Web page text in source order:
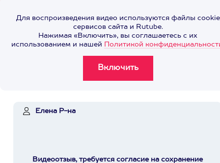
Для воспроизведения видео используются файлы cookie
сервисов сайта и Rutube.
Нажимая «Включить», вы соглашаетесь с их
использованием и нашей Политикой
Елена Р-на
Видеоотзыв, требуется согласие на сохранение